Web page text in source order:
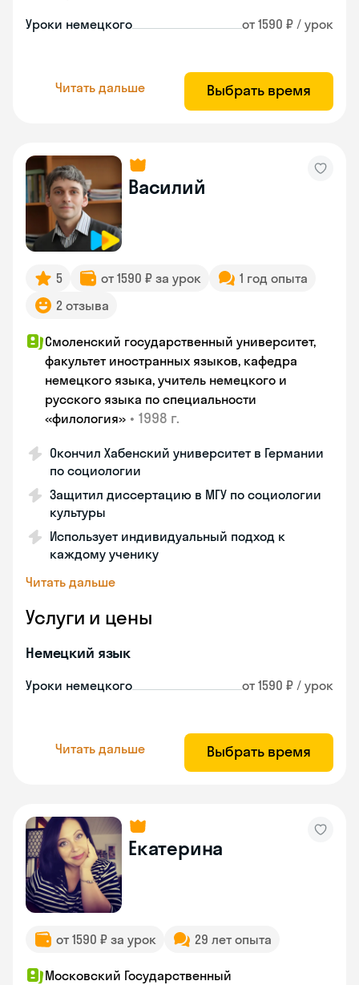
Уроки немецкого от 1590 ₽ / урок
Читать дальше Выбрать время
Василий
5 от 1590 ₽ за урок
1 год опыта
2 отзыва
Смоленский государственный университет,
факультет иностранных языков, кафедра
немецкого языка, учитель немецкого и
русского языка по специальности
«филология» • 1998 г.
Окончил Хабенский университет в Германии
по социологии
Защитил диссертацию в МГУ по социологии
культуры
Использует индивидуальный подход к
каждому ученику
Читать дальше
Услуги и цены
Немецкий язык
Уроки немецкого от 1590 ₽ / урок
Читать дальше Выбрать время
Екатерина
от 1590 ₽ за урок 29 лет опыта
Московский Государственный